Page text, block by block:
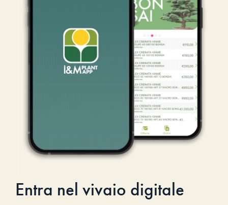
Entra nel vivaio digitale